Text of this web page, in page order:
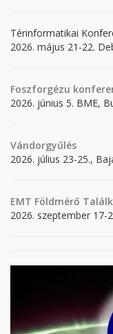
Térinformatikai
2026. május 21-22.
Foszforgézu
2026. június 5. BME,
Vándorgyűlés
2026. július 23-25.,
EMT Földmérő
2026. szeptember 17-